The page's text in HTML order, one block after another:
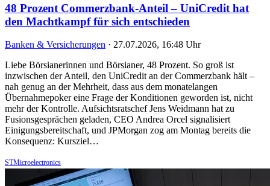
48 Prozent Commerzbank-Anteil – UniCredit hat
den Machtkampf für sich entschieden
Banken & Versicherungen · 27.07.2026, 16:48 Uhr
Liebe Börsianerinnen und Börsianer, 48 Prozent. So groß ist
inzwischen der Anteil, den UniCredit an der Commerzbank hält –
nah genug an der Mehrheit, dass aus dem monatelangen
Übernahmepoker eine Frage der Konditionen geworden ist, nicht
mehr der Kontrolle. Aufsichtsratschef Jens Weidmann hat zu
Fusionsgesprächen geladen, CEO Andrea Orcel signalisiert
Einigungsbereitschaft, und JPMorgan zog am Montag bereits die
Konsequenz: Kursziel…
STMicroelectronics